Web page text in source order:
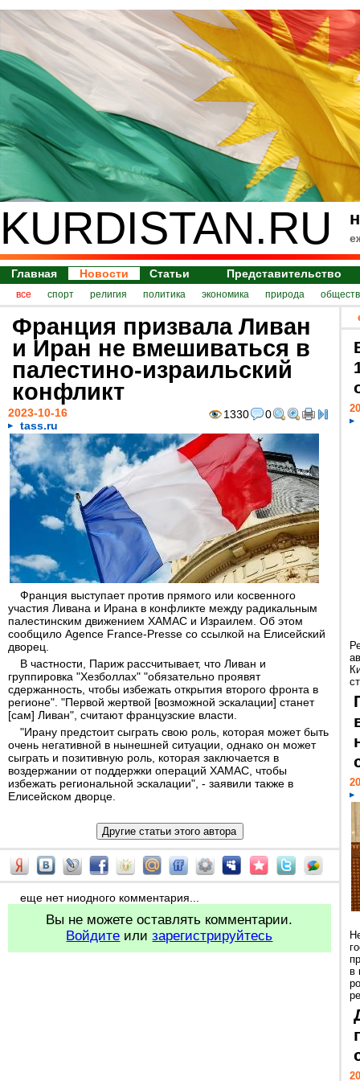
KURDISTAN.RU
Главная Новости Статьи Представительство
все спорт религия политика экономика природа
Франция призвала Ливан
и Иран не вмешиваться в
палестино-израильский
конфликт
1330 0
2023-10-16
tass.ru
Франция выступает против прямого или косвенного
участия Ливана и Ирана в конфликте между радикальным
палестинским движением ХАМАС и Израилем. Об этом
сообщило Agence France-Presse со ссылкой на Елисейский
дворец.
В частности, Париж рассчитывает, что Ливан и
группировка "Хезболлах" "обязательно проявят
сдержанность, чтобы избежать открытия второго фронта в
регионе". "Первой жертвой [возможной эскалации] станет
[сам] Ливан", считают французские власти.
"Ирану предстоит сыграть свою роль, которая может быть
очень негативной в нынешней ситуации, однако он может
сыграть и позитивную роль, которая заключается в
воздержании от поддержки операций ХАМАС, чтобы
избежать региональной эскалации", - заявили также в
Елисейском дворце.
еще нет ниодного комментария...
Вы не можете оставлять комментарии.
Войдите илизарегистрируйтесь
в